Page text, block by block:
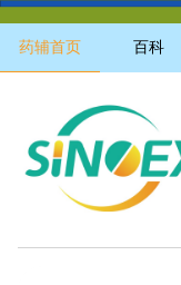
药辅首页 百科